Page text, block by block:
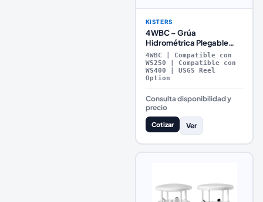
KISTERS
4WBC – Grúa
Hidrométrica Plegable
para Puente con Sistema
de Polea y 4 Ruedas
4WBC | Compatible con
WS250 | Compatible con
WS400 | USGS Reel
Option
Consulta disponibilidad y
precio
Cotizar Ver